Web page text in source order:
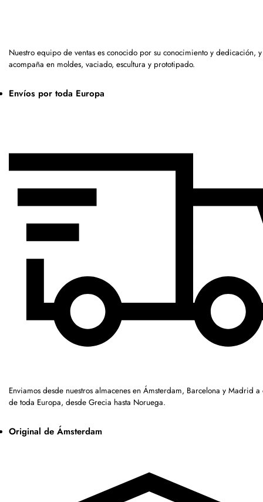
Nuestro equipo de ventas es conocido por su conocimiento y dedicación,
acompaña en moldes, vaciado, escultura y prototipado.
Envíos por toda Europa
Enviamos desde nuestros almacenes en Ámsterdam, Barcelona y Madrid a
de toda Europa, desde Grecia hasta Noruega.
Original de Ámsterdam